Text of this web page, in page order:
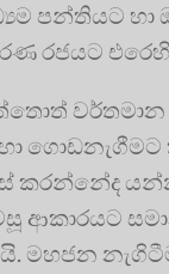
පන්තියට හා
රජයට
වර්තමාන
කරන්නේද
ආකාරයට
මහජන